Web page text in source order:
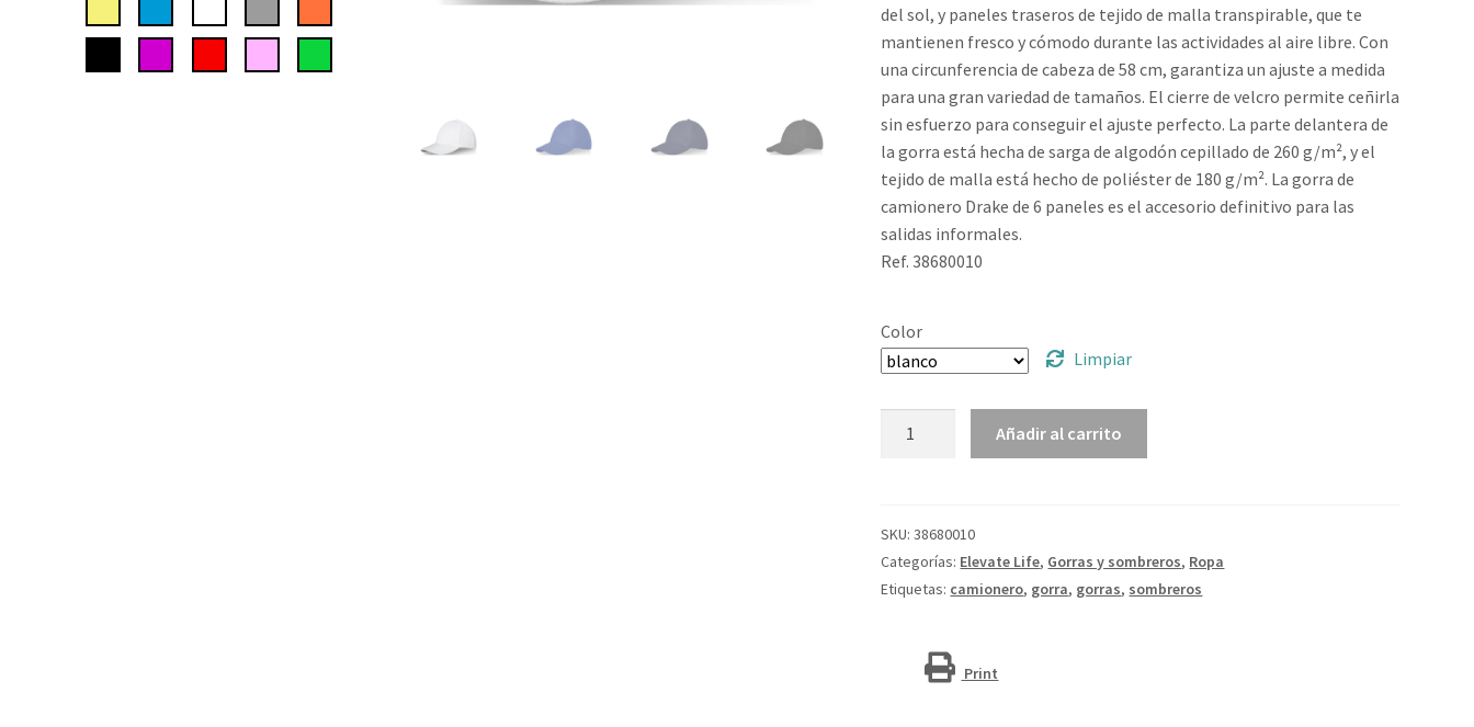
del sol, y paneles traseros de tejido de malla transpirable, que te
mantienen fresco y cómodo durante las actividades al aire libre. Con
una circunferencia de cabeza de 58 cm, garantiza un ajuste a medida
para una gran variedad de tamaños. El cierre de velcro permite ceñirla
sin esfuerzo para conseguir el ajuste perfecto. La parte delantera de
la gorra está hecha de sarga de algodón cepillado de 260 g/m², y el
tejido de malla está hecho de poliéster de 180 g/m². La gorra de
camionero Drake de 6 paneles es el accesorio definitivo para las
salidas informales.
Ref. 38680010
Color
Limpiar
6
paneles
"Drake"
Añadir al carrito
SKU:38680010
Categorías: Elevate Life, Gorras y sombreros, Ropa
Etiquetas: camionero, gorra, gorras, sombreros
Print